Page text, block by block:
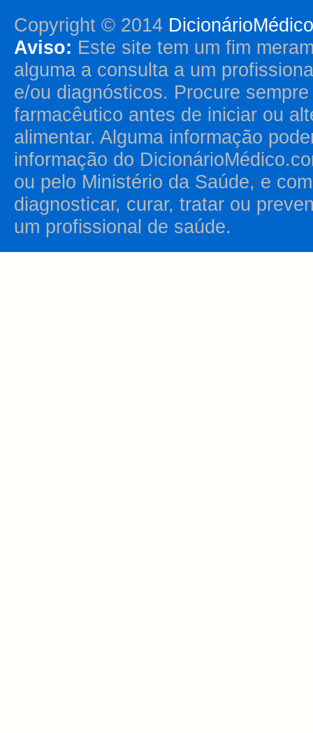
Copyright © 2014
Aviso: Este site tem um fim
alguma a consulta a um
e/ou diagnósticos. Procure
farmacêutico antes de iniciar ou
alimentar. Alguma informação
informação do
ou pelo Ministério da Saúde, e
diagnosticar, curar, tratar ou
um profissional de saúde.